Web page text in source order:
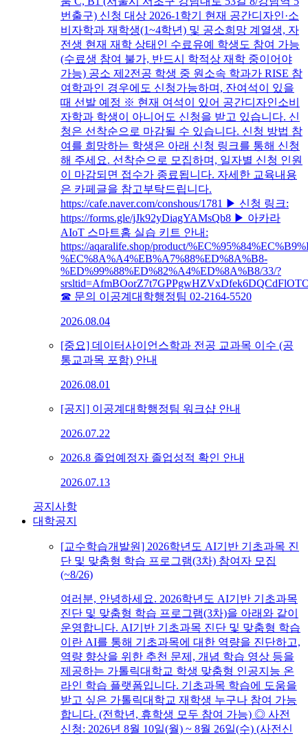
번출구) 신청 대상 2026-1학기 현재 공간디자인·소
비자학과 재학생(1~4학년) 및 공소희망 계열생, 자
전생 현재 재학 상태인 수료유예 학생도 참여 가능
(수료생 참여 불가, 반드시 학적상 재학 중이어야
가능) 공소 제2전공 학생 중 원소속 학과가 RISE 참
여학과인 경우에도 신청가능하며, 잔여석이 있을
때 선발 예정 ※ 현재 여석이 있어 공간디자인소비
자학과 학생이 아니어도 신청을 받고 있습니다. 신
청은 선착순으로 마감될 수 있습니다. 신청 방법 참
여를 희망하는 학생은 아래 신청 링크를 통해 신청
해 주세요. 선착순으로 모집하며, 일자별 신청 인원
이 마감되면 접수가 종료됩니다. 자세한 교육내용
은 카페글을 참고부탁드립니다.
https://cafe.naver.com/conshous/1781 ▶ 신청 링크:
https://forms.gle/jJk92yDiagYAMsQb8 ▶ 아카라
AIoT 스마트홈 실습 키트 안내:
https://aqaralife.shop/product/
%EC%8A%A4%EB%A7%88%ED%8A%B8-
%ED%99%88%ED%82%A4%ED%8A%B8/33/?
☎ 문의 이공계대학행정팀 02-2164-5520
2026.08.04
[중요] 데이터사이언스학과 전공 교과목 이수 (공
통교과목 포함) 안내
2026.08.01
[공지] 이공계대학행정팀 워크샵 안내
2026.07.22
2026.8 졸업예정자 졸업성적 확인 안내
2026.07.13
공지사항
대학공지
[교수학습개발원] 2026학년도 AI기반 기초과목 진
단 및 맞춤형 학습 프로그램(3차) 참여자 모집
(~8/26)
여러분, 안녕하세요. 2026학년도 AI기반 기초과목
진단 및 맞춤형 학습 프로그램(3차)을 아래와 같이
운영합니다. AI기반 기초과목 진단 및 맞춤형 학습
이란 AI를 통해 기초과목에 대한 역량을 진단하고,
역량 향상을 위한 추천 문제, 개념 학습 영상 등을
제공하는 가톨릭대학교 학생 맞춤형 인공지능 온
라인 학습 플랫폼입니다. 기초과목 학습에 도움을
받고 싶은 가톨릭대학교 재학생 누구나 참여 가능
합니다. (전학년, 휴학생 모두 참여 가능) ◎ 사전
신청: 2026년 8월 10일(월) ~ 8월 26일(수) (사전신